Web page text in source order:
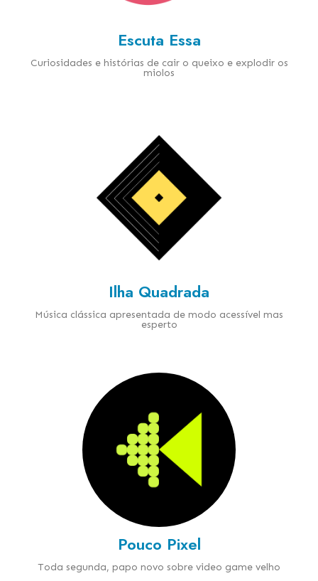
Escuta Essa
Curiosidades e histórias de cair o queixo e explodir os
miolos
Ilha Quadrada
Música clássica apresentada de modo acessível mas
esperto
Pouco Pixel
Toda segunda, papo novo sobre video game velho